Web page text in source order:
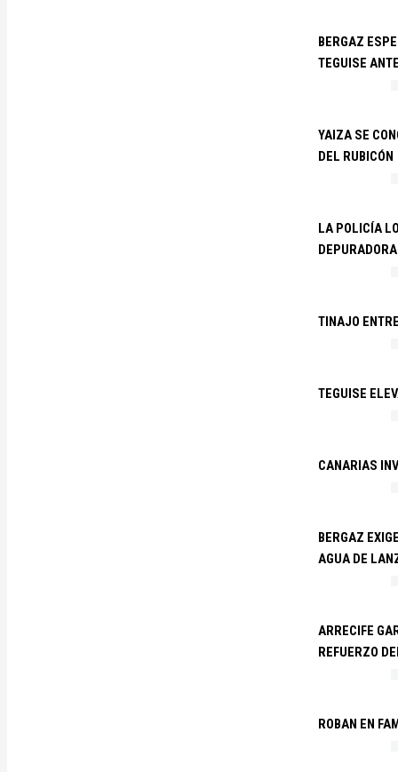
BERGAZ
TEGUISE
YAIZA SE
DEL RUBICÓN
LA POLICÍA
TINAJO
TEGUISE
CANARIAS
BERGAZ
AGUA DE
ARRECIFE
REFUERZO
ROBAN EN